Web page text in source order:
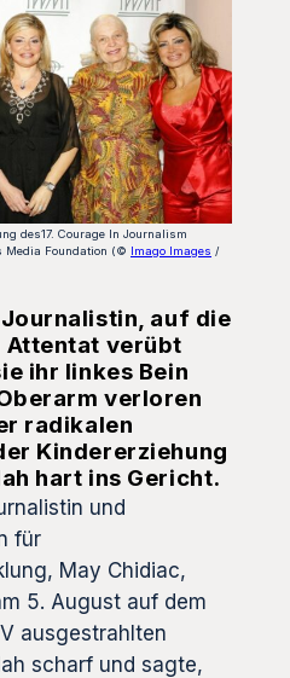
des17. Courage In Journalism
Media Foundation (© Imago Images /
auf die
Attentat verübt
ihr linkes Bein
verloren
radikalen
Kindererziehung
hart ins Gericht.
und
für
May Chidiac,
5. August auf dem
ausgestrahlten
scharf und sagte,